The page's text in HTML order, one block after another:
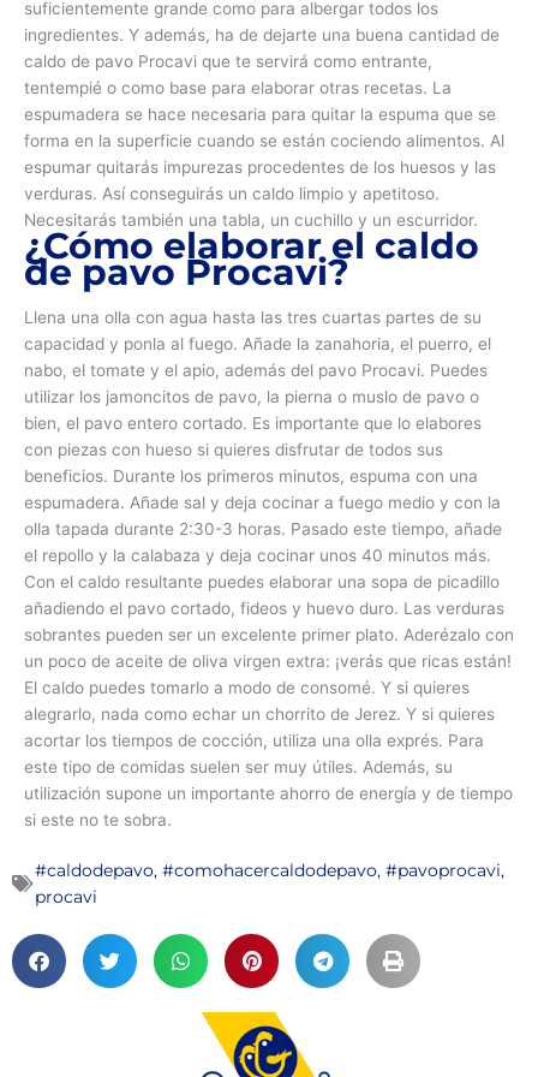
suficientemente grande como para albergar todos los
ingredientes. Y además, ha de dejarte una buena cantidad de
caldo de pavo Procavi que te servirá como entrante,
tentempié o como base para elaborar otras recetas. La
espumadera se hace necesaria para quitar la espuma que se
forma en la superficie cuando se están cociendo alimentos. Al
espumar quitarás impurezas procedentes de los huesos y las
verduras. Así conseguirás un caldo limpio y apetitoso.
Necesitarás también una tabla, un cuchillo y un escurridor.
¿Cómo elaborar el caldo
de pavo Procavi?
Llena una olla con agua hasta las tres cuartas partes de su
capacidad y ponla al fuego. Añade la zanahoria, el puerro, el
nabo, el tomate y el apio, además del pavo Procavi. Puedes
utilizar los jamoncitos de pavo, la pierna o muslo de pavo o
bien, el pavo entero cortado. Es importante que lo elabores
con piezas con hueso si quieres disfrutar de todos sus
beneficios. Durante los primeros minutos, espuma con una
espumadera. Añade sal y deja cocinar a fuego medio y con la
olla tapada durante 2:30-3 horas. Pasado este tiempo, añade
el repollo y la calabaza y deja cocinar unos 40 minutos más.
Con el caldo resultante puedes elaborar una sopa de picadillo
añadiendo el pavo cortado, fideos y huevo duro. Las verduras
sobrantes pueden ser un excelente primer plato. Aderézalo con
un poco de aceite de oliva virgen extra: ¡verás que ricas están!
El caldo puedes tomarlo a modo de consomé. Y si quieres
alegrarlo, nada como echar un chorrito de Jerez. Y si quieres
acortar los tiempos de cocción, utiliza una olla exprés. Para
este tipo de comidas suelen ser muy útiles. Además, su
utilización supone un importante ahorro de energía y de tiempo
si este no te sobra.
#caldodepavo, #comohacercaldodepavo, #pavoprocavi,
procavi